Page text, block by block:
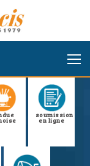
soumission
en ligne